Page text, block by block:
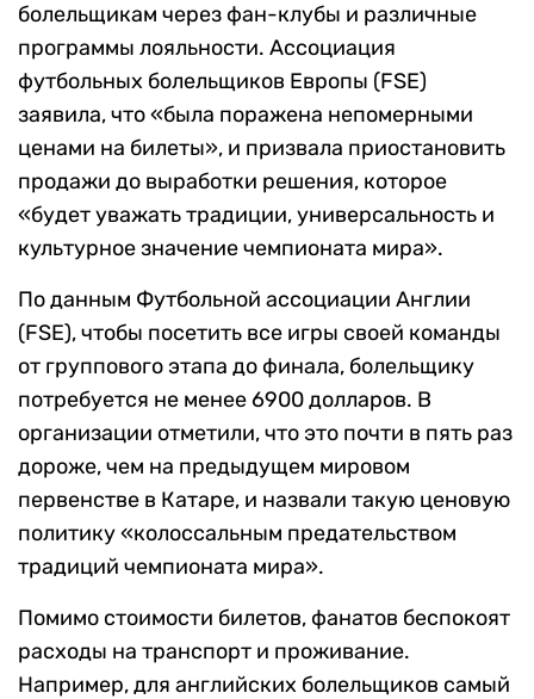
болельщикам через фан-клубы и различные
программы лояльности. Ассоциация
футбольных болельщиков Европы (FSE)
заявила, что «была поражена непомерными
ценами на билеты», и призвала приостановить
продажи до выработки решения, которое
«будет уважать традиции, универсальность и
культурное значение чемпионата мира».
По данным Футбольной ассоциации Англии
(FSE), чтобы посетить все игры своей команды
от группового этапа до финала, болельщику
потребуется не менее 6900 долларов. В
организации отметили, что это почти в пять раз
дороже, чем на предыдущем мировом
первенстве в Катаре, и назвали такую ценовую
политику «колоссальным предательством
традиций чемпионата мира».
Помимо стоимости билетов, фанатов беспокоят
расходы на транспорт и проживание.
Например, для английских болельщиков самый